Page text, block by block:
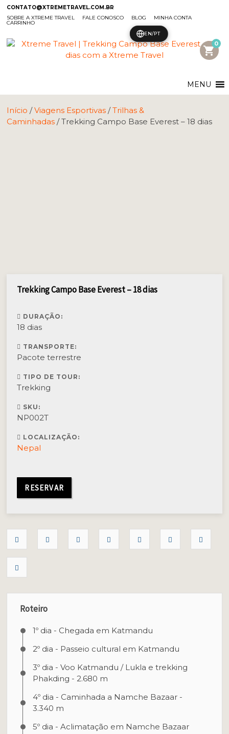
CONTATO@XTREMETRAVEL.COM.BR
SOBRE A XTREME TRAVEL
FALE CONOSCO BLOG MINHA CONTA
CARRINHO
shopping_cart
0
MENU
Início /Viagens Esportivas /Trilhas &
Caminhadas / Trekking Campo Base Everest – 18 dias
Trekking Campo Base Everest – 18 dias
DURAÇÃO:
18 dias
TRANSPORTE:
Pacote terrestre
TIPO DE TOUR:
Trekking
SKU:
NP002T
LOCALIZAÇÃO:
Nepal
RESERVAR
Roteiro
1º dia - Chegada em Katmandu
2º dia - Passeio cultural em Katmandu
3º dia - Voo Katmandu / Lukla e trekking
Phakding - 2.680 m
4º dia - Caminhada a Namche Bazaar -
3.340 m
5º dia - Aclimatação em Namche Bazaar
EN/PT